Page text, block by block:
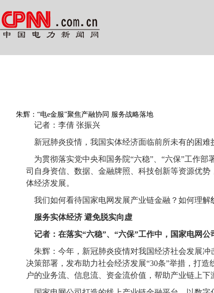
朱辉：“电e金服”聚焦产融协同 服务战略落地
记者：李倩 张振兴
新冠肺炎疫情，我国实体经济面临前所未有的困难
为贯彻落实党中央和国务院“六稳”、“六保”工作
司自身资信、数据、金融牌照、科技创新等资源优
体经济发展。
我们如何看待国家电网发展产业链金融？如何理解
服务实体经济 避免脱实向虚
记者：在落实“六稳”、“六保”工作中，国家电网
朱辉：今年，新冠肺炎疫情对我国经济社会发展冲
决策部署，发布助力社会经济发展“30条”举措，打
户的业务流、信息流、资金流价值，帮助产业链上下